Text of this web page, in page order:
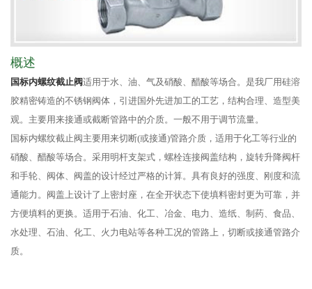
概述
国标内螺纹截止阀适用于水、油、气及硝酸、醋酸等场合。是我厂用硅溶
胶精密铸造的不锈钢阀体，引进国外先进加工的工艺，结构合理、造型美
观。主要用来接通或截断管路中的介质。一般不用于调节流量。
国标内螺纹截止阀主要用来切断(或接通)管路介质，适用于化工等行业的
硝酸、醋酸等场合。采用明杆支架式，螺栓连接阀盖结构，旋转升降阀杆
和手轮、阀体、阀盖的设计经过严格的计算。具有良好的强度、刚度和流
通能力。阀盖上设计了上密封座，在全开状态下使填料密封更为可靠，并
方便填料的更换。适用于石油、化工、冶金、电力、造纸、制药、食品、
水处理、石油、化工、火力电站等各种工况的管路上，切断或接通管路介
质。